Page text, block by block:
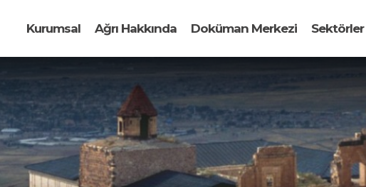
Kurumsal Ağrı Hakkında Doküman Merkezi Sektörler